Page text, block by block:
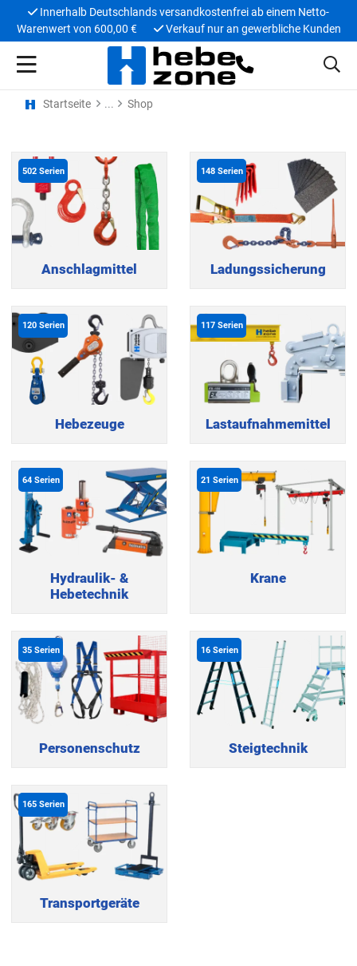
Innerhalb Deutschlands versandkostenfrei ab einem Netto-
Warenwert von 600,00 €
Verkauf nur an gewerbliche Kunden
Startseite Shop
502 Serien
Anschlagmittel
148 Serien
Ladungssicherung
120 Serien
Hebezeuge
117 Serien
Lastaufnahmemittel
64 Serien
Hydraulik- &
Hebetechnik
21 Serien
Krane
35 Serien
Personenschutz
16 Serien
Steigtechnik
165 Serien
Transportgeräte